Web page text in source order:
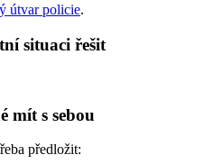
útvar policie.
situaci řešit
mít s sebou
předložit: